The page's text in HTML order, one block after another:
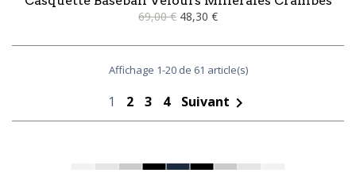
69,00 € 48,30 €
Affichage 1-20 de 61 article(s)
1 2 3 4 Suivant 